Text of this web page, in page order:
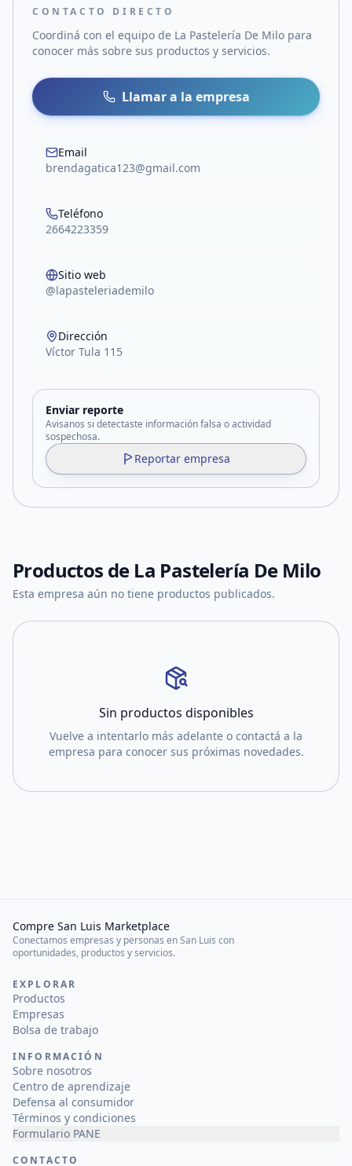
CONTACTO DIRECTO
Coordiná con el equipo de La Pastelería De Milo para
conocer más sobre sus productos y servicios.
Llamar a la empresa
Email
brendagatica123@gmail.com
Teléfono
2664223359
Sitio web
@lapasteleriademilo
Dirección
Víctor Tula 115
Enviar reporte
Avisanos si detectaste información falsa o actividad
sospechosa.
Reportar empresa
Productos de La Pastelería De Milo
Esta empresa aún no tiene productos publicados.
Sin productos disponibles
Vuelve a intentarlo más adelante o contactá a la
empresa para conocer sus próximas novedades.
Compre San Luis Marketplace
Conectamos empresas y personas en San Luis con
oportunidades, productos y servicios.
EXPLORAR
Productos
Empresas
Bolsa de trabajo
INFORMACIÓN
Sobre nosotros
Centro de aprendizaje
Defensa al consumidor
Términos y condiciones
Formulario PANE
CONTACTO